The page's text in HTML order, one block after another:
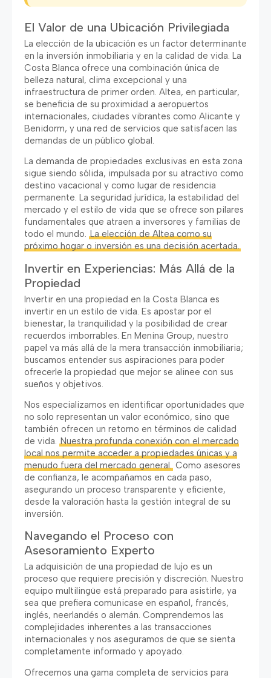
El Valor de una Ubicación Privilegiada
La elección de la ubicación es un factor determinante
en la inversión inmobiliaria y en la calidad de vida. La
Costa Blanca ofrece una combinación única de
belleza natural, clima excepcional y una
infraestructura de primer orden. Altea, en particular,
se beneficia de su proximidad a aeropuertos
internacionales, ciudades vibrantes como Alicante y
Benidorm, y una red de servicios que satisfacen las
demandas de un público global.
La demanda de propiedades exclusivas en esta zona
sigue siendo sólida, impulsada por su atractivo como
destino vacacional y como lugar de residencia
permanente. La seguridad jurídica, la estabilidad del
mercado y el estilo de vida que se ofrece son pilares
fundamentales que atraen a inversores y familias de
todo el mundo. La elección de Altea como su
próximo hogar o inversión es una decisión acertada.
Invertir en Experiencias: Más Allá de la
Propiedad
Invertir en una propiedad en la Costa Blanca es
invertir en un estilo de vida. Es apostar por el
bienestar, la tranquilidad y la posibilidad de crear
recuerdos imborrables. En Menina Group, nuestro
papel va más allá de la mera transacción inmobiliaria;
buscamos entender sus aspiraciones para poder
ofrecerle la propiedad que mejor se alinee con sus
sueños y objetivos.
Nos especializamos en identificar oportunidades que
no solo representan un valor económico, sino que
también ofrecen un retorno en términos de calidad
de vida. Nuestra profunda conexión con el mercado
local nos permite acceder a propiedades únicas y a
menudo fuera del mercado general.Como asesores
de confianza, le acompañamos en cada paso,
asegurando un proceso transparente y eficiente,
desde la valoración hasta la gestión integral de su
inversión.
Navegando el Proceso con
Asesoramiento Experto
La adquisición de una propiedad de lujo es un
proceso que requiere precisión y discreción. Nuestro
equipo multilingüe está preparado para asistirle, ya
sea que prefiera comunicase en español, francés,
inglés, neerlandés o alemán. Comprendemos las
complejidades inherentes a las transacciones
internacionales y nos aseguramos de que se sienta
completamente informado y apoyado.
Ofrecemos una gama completa de servicios para